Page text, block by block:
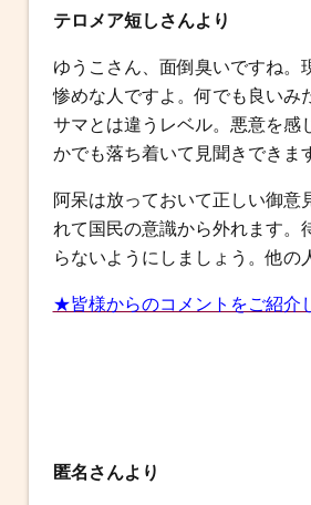
テロメア短しさんより
ゆうこさん、面倒臭いですね。
惨めな人ですよ。何でも良いみ
サマとは違うレベル。悪意を感
かでも落ち着いて見聞きできま
阿呆は放っておいて正しい御意
れて国民の意識から外れます。
らないようにしましょう。他の
★皆様からのコメントをご紹
匿名さんより